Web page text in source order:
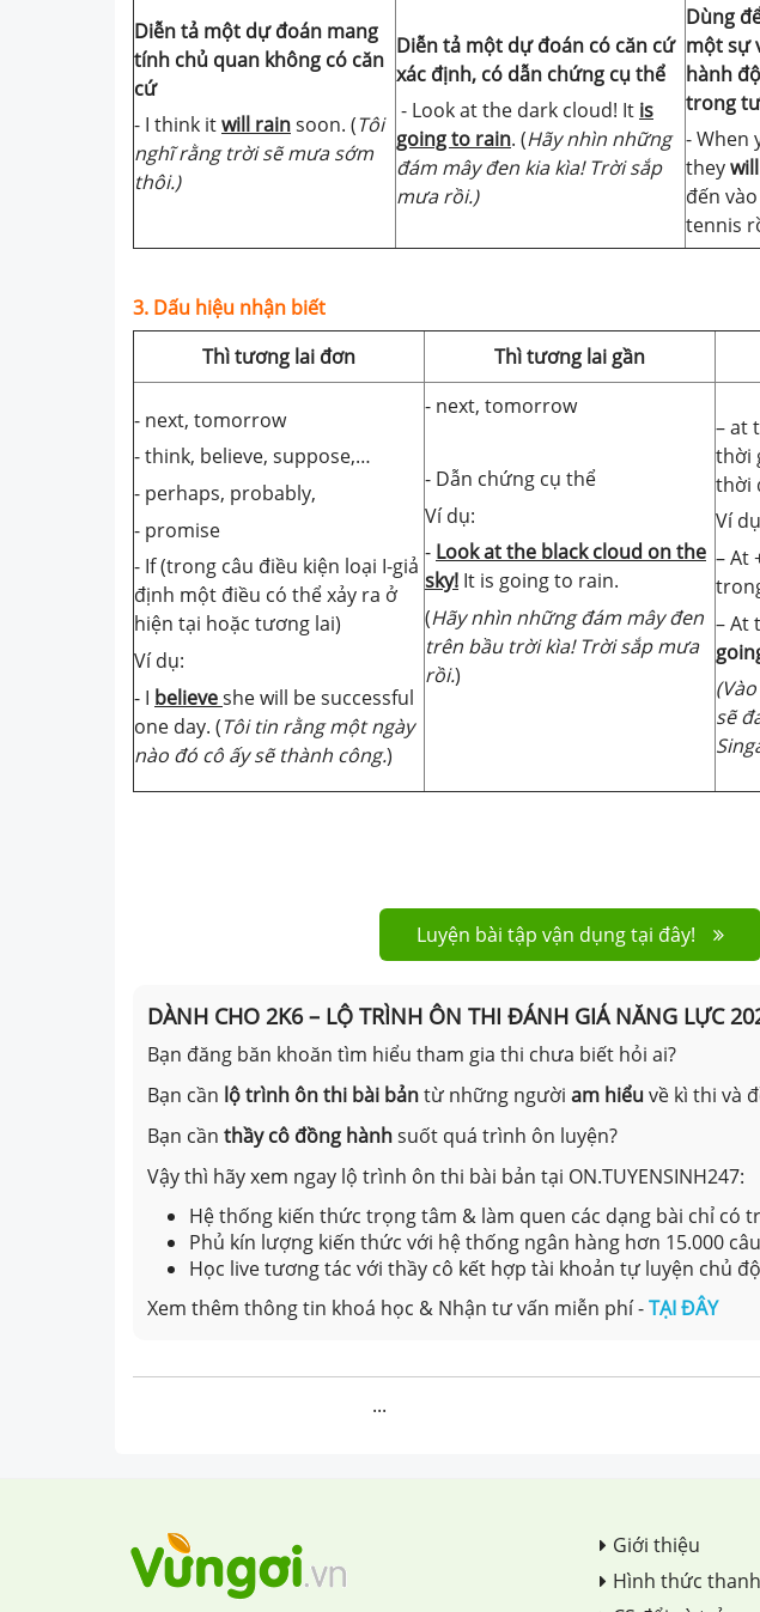
Diễn tả một dự đoán mang
tính chủ quan không có căn
cứ
- I think itwill rainsoon. (Tôi
nghĩ rằng trời sẽ mưa sớm
thôi.)
Diễn tả một dự đoán có căn cứ
xác định, có dẫn chứng cụ thể
- Look at the dark cloud! It is
going to rain. (Hãy nhìn những
đám mây đen kia kìa! Trời sắp
mưa rồi.)
Dùng
một sự
hành
trong
- When
they
đến
tennis
3. Dấu hiệu nhận biết
Thì tương lai đơn
Thì tương lai gần
- next, tomorrow
- think, believe, suppose,…
- perhaps, probably,
- promise
- If (trong câu điều kiện loại I-giả
định một điều có thể xảy ra ở
hiện tại hoặc tương lai)
Ví dụ:
- I believeshe will be successful
one day. (Tôi tin rằng một ngày
nào đó cô ấy sẽ thành công.)
- next, tomorrow
- Dẫn chứng cụ thể
Ví dụ:
- Look at the black cloud on the
sky! It is going to rain.
(Hãy nhìn những đám mây đen
trên bầu trời kìa! Trời sắp mưa
rồi.)
– at
thời
thời
Ví
– At
– At
sẽ
Luyện bài tập vận dụng tại đây!
DÀNH CHO 2K6 – LỘ TRÌNH ÔN THI ĐÁNH GIÁ NĂNG LỰC
Bạn đăng băn khoăn tìm hiểu tham gia thi chưa biết hỏi ai?
Bạn cần lộ trình ôn thi bài bảntừ những người am hiểuvề kì thi và
Bạn cần thầy cô đồng hànhsuốt quá trình ôn luyện?
Vậy thì hãy xem ngay lộ trình ôn thi bài bản tại ON.TUYENSINH247:
Hệ thống kiến thức trọng tâm & làm quen các dạng bài chỉ có
Phủ kín lượng kiến thức với hệ thống ngân hàng hơn 15.000
Học live tương tác với thầy cô kết hợp tài khoản tự luyện chủ
Xem thêm thông tin khoá học & Nhận tư vấn miễn phí -TẠI ĐÂY
...
Giới thiệu
Hình thức